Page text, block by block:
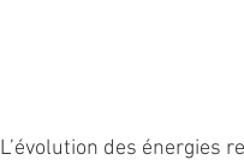
L’évolution des énergies